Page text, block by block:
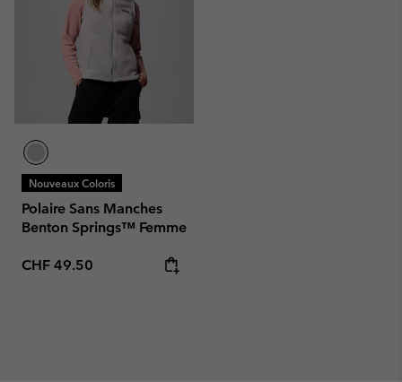
Nouveaux Coloris
Polaire Sans Manches
Benton Springs™ Femme
Regular price:
CHF 49.50